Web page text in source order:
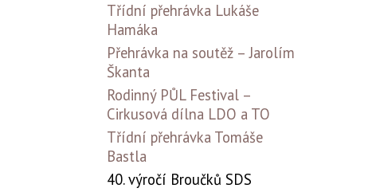
Třídní přehrávka Lukáše
Hamáka
Přehrávka na soutěž – Jarolím
Škanta
Rodinný PŮL Festival –
Cirkusová dílna LDO a TO
Třídní přehrávka Tomáše
Bastla
40. výročí Broučků SDS